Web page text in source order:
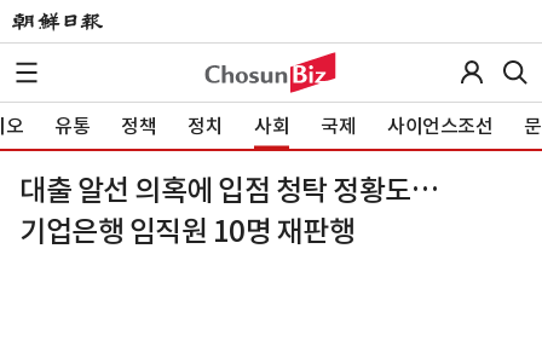
오 유통 정책 정치 사회 국제 사이언스조선
대출 알선 의혹에 입점 청탁 정황도…
기업은행 임직원 10명 재판행